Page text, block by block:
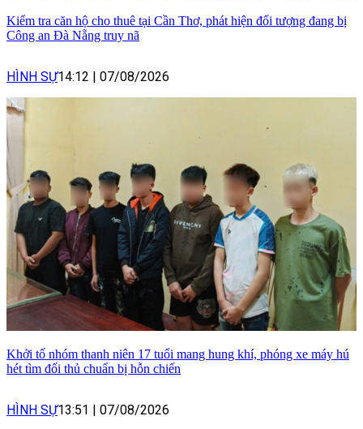
Kiểm tra căn hộ cho thuê tại Cần Thơ, phát hiện đối tượng đang bị
Công an Đà Nẵng truy nã
HÌNH SỰ14:12 07/08/2026
Khởi tố nhóm thanh niên 17 tuổi mang hung khí, phóng xe máy hú
hét tìm đối thủ chuẩn bị hỗn chiến
HÌNH SỰ13:51 07/08/2026